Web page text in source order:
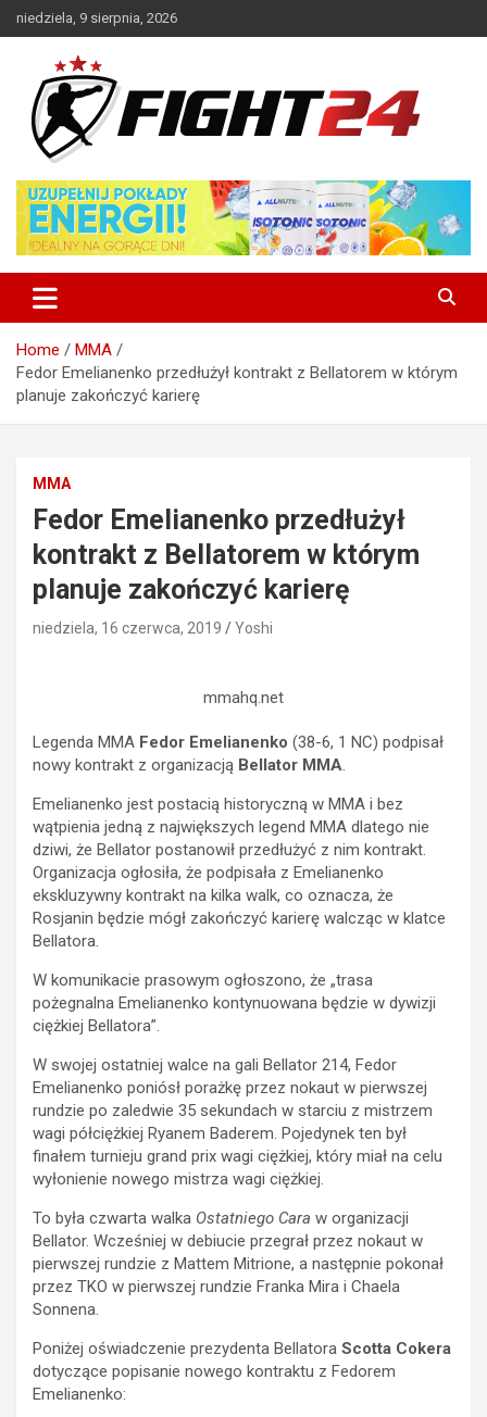
Skip
to
niedziela, 9 sierpnia, 2026
FIGHT24.PL – MMA i K-1, UFC
Home
MMA
Fedor Emelianenko przedłużył kontrakt z Bellatorem w którym
planuje zakończyć karierę
MMA
Fedor Emelianenko przedłużył
kontrakt z Bellatorem w którym
planuje zakończyć karierę
niedziela, 16 czerwca, 2019 Yoshi
mmahq.net
Legenda MMA Fedor Emelianenko (38-6, 1 NC) podpisał
nowy kontrakt z organizacją Bellator MMA.
Emelianenko jest postacią historyczną w MMA i bez
wątpienia jedną z największych legend MMA dlatego nie
dziwi, że Bellator postanowił przedłużyć z nim kontrakt.
Organizacja ogłosiła, że podpisała z Emelianenko
ekskluzywny kontrakt na kilka walk, co oznacza, że
Rosjanin będzie mógł zakończyć karierę walcząc w klatce
Bellatora.
W komunikacie prasowym ogłoszono, że „trasa
pożegnalna Emelianenko kontynuowana będzie w dywizji
ciężkiej Bellatora”.
W swojej ostatniej walce na gali Bellator 214, Fedor
Emelianenko poniósł porażkę przez nokaut w pierwszej
rundzie po zaledwie 35 sekundach w starciu z mistrzem
wagi półciężkiej Ryanem Baderem. Pojedynek ten był
finałem turnieju grand prix wagi ciężkiej, który miał na celu
wyłonienie nowego mistrza wagi ciężkiej.
To była czwarta walka Ostatniego Cara w organizacji
Bellator. Wcześniej w debiucie przegrał przez nokaut w
pierwszej rundzie z Mattem Mitrione, a następnie pokonał
przez TKO w pierwszej rundzie Franka Mira i Chaela
Sonnena.
Poniżej oświadczenie prezydenta Bellatora Scotta Cokera
dotyczące popisanie nowego kontraktu z Fedorem
Emelianenko: